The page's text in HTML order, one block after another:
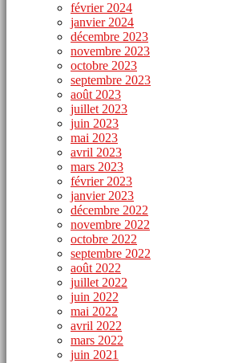
février 2024
janvier 2024
décembre 2023
novembre 2023
octobre 2023
septembre 2023
août 2023
juillet 2023
juin 2023
mai 2023
avril 2023
mars 2023
février 2023
janvier 2023
décembre 2022
novembre 2022
octobre 2022
septembre 2022
août 2022
juillet 2022
juin 2022
mai 2022
avril 2022
mars 2022
juin 2021